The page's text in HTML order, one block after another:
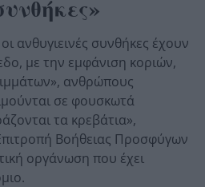
ανθυγιεινές συνθήκες έχουν
με την εμφάνιση κοριών,
ανθρώπους
σε φουσκωτά
τα κρεβάτια»,
Βοήθειας Προσφύγων
οργάνωση που έχει